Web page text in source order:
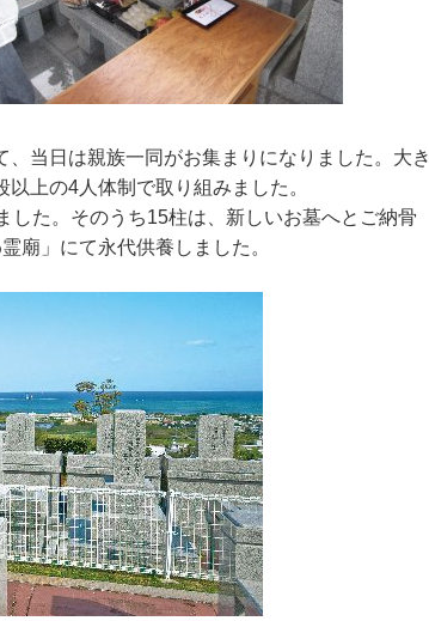
当日は親族一同がお集まりになりました。大き
上の4人体制で取り組みました。
た。そのうち15柱は、新しいお墓へとご納骨
廟」にて永代供養しました。